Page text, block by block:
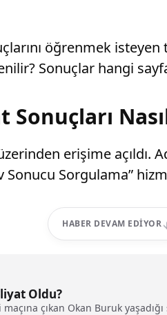
öğrenmek
Sonuçlar hangi
erişime açıldı.
Sonucu Sorgulama”
HABER DEVAM EDIYOR
Oldu?
çıkan Okan Buruk yaşadığı